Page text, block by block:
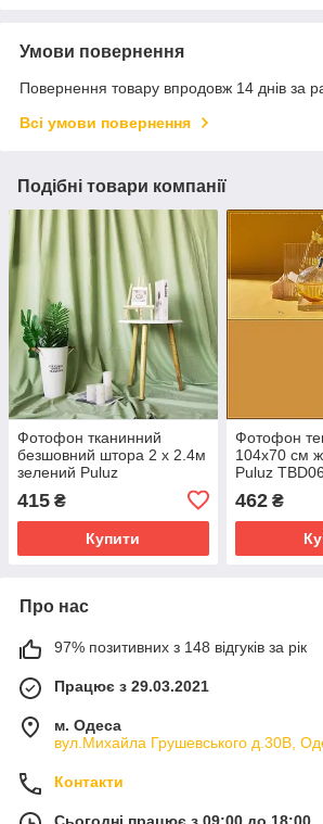
Умови повернення
Повернення товару впродовж 14 днів за
Всі умови повернення
Подібні товари компанії
Фотофон тканинний
безшовний штора 2 x 2.4м
зелений Puluz
415 ₴
Купити
Фотофон
104x70 см
Puluz
462₴
Про нас
97% позитивних з 148 відгуків за рік
Працює з 29.03.2021
м. Одеса
вул.Михайла Грушевського д.30В,
Контакти